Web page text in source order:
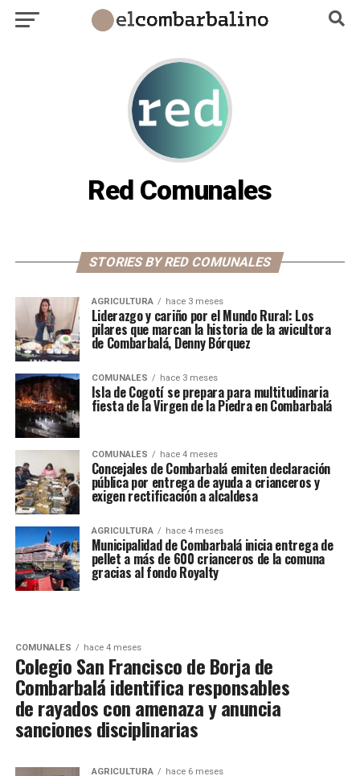
Red Comunales
STORIES BY RED COMUNALES
AGRICULTURA hace 3 meses
Liderazgo y cariño por el Mundo Rural: Los
pilares que marcan la historia de la avicultora
de Combarbalá, Denny Bórquez
COMUNALES hace 3 meses
Isla de Cogotí se prepara para multitudinaria
fiesta de la Virgen de la Piedra en Combarbalá
COMUNALES hace 4 meses
Concejales de Combarbalá emiten declaración
pública por entrega de ayuda a crianceros y
exigen rectificación a alcaldesa
AGRICULTURA hace 4 meses
Municipalidad de Combarbalá inicia entrega de
pellet a más de 600 crianceros de la comuna
gracias al fondo Royalty
COMUNALES hace 4 meses
Colegio San Francisco de Borja de
Combarbalá identifica responsables
de rayados con amenaza y anuncia
sanciones disciplinarias
AGRICULTURA hace 6 meses